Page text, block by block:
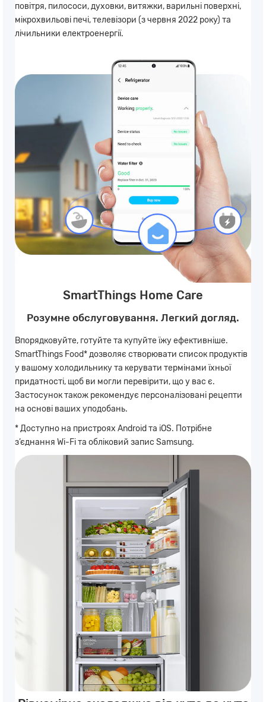
повітря, пилососи, духовки, витяжки, варильні поверхні,
мікрохвильові печі, телевізори (з червня 2022 року) та
лічильники електроенергії.
SmartThings Home Care
Розумне обслуговування. Легкий догляд.
Впорядковуйте, готуйте та купуйте їжу ефективніше.
SmartThings Food* дозволяє створювати список продуктів
у вашому холодильнику та керувати термінами їхньої
придатності, щоб ви могли перевірити, що у вас є.
Застосунок також рекомендує персоналізовані рецепти
на основі ваших уподобань.
* Доступно на пристроях Android та iOS. Потрібне
з’єднання Wi-Fi та обліковий запис Samsung.